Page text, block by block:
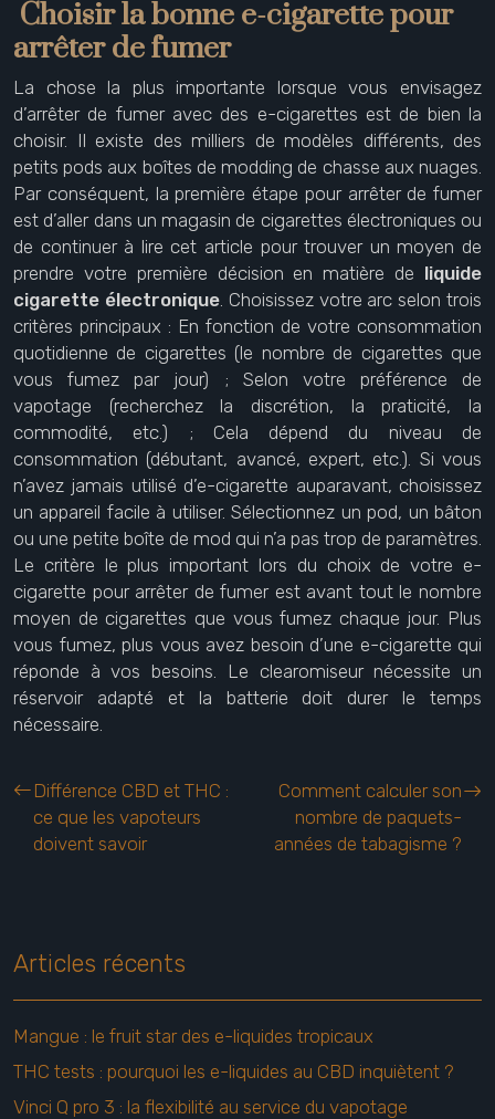
Choisir la bonne e-cigarette pour
arrêter de fumer
La chose la plus importante lorsque vous envisagez
d’arrêter de fumer avec des e-cigarettes est de bien la
choisir. Il existe des milliers de modèles différents, des
petits pods aux boîtes de modding de chasse aux nuages.
Par conséquent, la première étape pour arrêter de fumer
est d’aller dans un magasin de cigarettes électroniques ou
de continuer à lire cet article pour trouver un moyen de
prendre votre première décision en matière de liquide
cigarette électronique. Choisissez votre arc selon trois
critères principaux : En fonction de votre consommation
quotidienne de cigarettes (le nombre de cigarettes que
vous fumez par jour) ; Selon votre préférence de
vapotage (recherchez la discrétion, la praticité, la
commodité, etc.) ; Cela dépend du niveau de
consommation (débutant, avancé, expert, etc.). Si vous
n’avez jamais utilisé d’e-cigarette auparavant, choisissez
un appareil facile à utiliser. Sélectionnez un pod, un bâton
ou une petite boîte de mod qui n’a pas trop de paramètres.
Le critère le plus important lors du choix de votre e-
cigarette pour arrêter de fumer est avant tout le nombre
moyen de cigarettes que vous fumez chaque jour. Plus
vous fumez, plus vous avez besoin d’une e-cigarette qui
réponde à vos besoins. Le clearomiseur nécessite un
réservoir adapté et la batterie doit durer le temps
nécessaire.
Différence CBD et THC :
ce que les vapoteurs
doivent savoir
Comment calculer son
nombre de paquets-
années de tabagisme ?
Articles récents
Mangue : le fruit star des e-liquides tropicaux
THC tests : pourquoi les e-liquides au CBD inquiètent ?
Vinci Q pro 3 : la flexibilité au service du vapotage